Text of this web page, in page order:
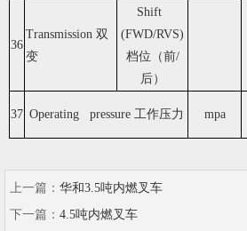
36
Transmission 双
变
Shift
(FWD/RVS)
档位（前/
后）
37 Operating pressure 工作压力 mpa
上一篇： 华和3.5吨内燃叉车
下一篇： 4.5吨内燃叉车